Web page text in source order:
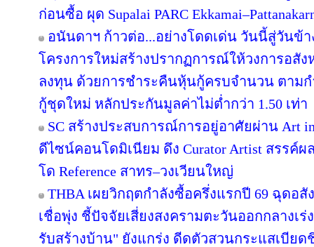
ก่อนซื้อ ผุด Supalai PARC
อนันดาฯ ก้าวต่อ...อย่างโดดเด่น วันนี้สู่วันข้
โครงการใหม่สร้างปรากฏการณ์ให้วงการอสั
ลงทุน ด้วยการชำระคืนหุ้นกู้ครบจำนวน ตาม
กู้ชุดใหม่ หลักประกันมูลค่าไม่ต่ำกว่า 1.50 เท่า
SC สร้างประสบการณ์การอยู่อาศัยผ่าน Art
ดีไซน์คอนโดมิเนียม ดึง Curator Artist สรรค์
โด Reference สาทร–วงเวียนใหญ่
THBA เผยวิกฤตกำลังซื้อครึ่งแรกปี 69 ฉุดอ
เชื่อพุ่ง ชี้ปัจจัยเสี่ยงสงครามตะวันออกกลางเ
รับสร้างบ้าน" ยังแกร่ง ดีดตัวสวนกระแสเบีย